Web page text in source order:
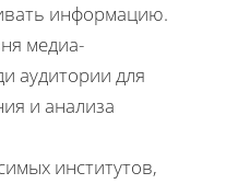
информацию.
медиа-
аудитории для
и анализа
институтов,